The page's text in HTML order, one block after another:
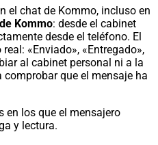
el chat de Kommo, incluso en
Kommo: desde el cabinet
desde el teléfono. El
«Enviado», «Entregado»,
al cabinet personal ni a la
que el mensaje ha
en los que el mensajero
y lectura.